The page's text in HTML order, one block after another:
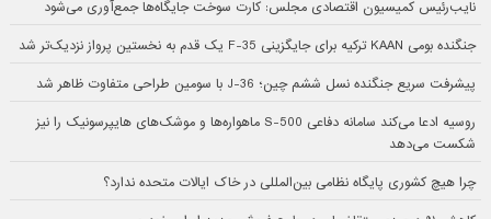
نایب‌رئیس کمیسیون اقتصادی مجلس: کارت سوخت جایگاه‌ها جمع‌آوری می‌شود
جنگنده بومی KAAN ترکیه برای جایگزینی F-35 یک قدم به نخستین پرواز نزدیک‌تر شد
پیشرفت سریع جنگنده نسل ششم چین؛ J-36 با سومین طراحی متفاوت ظاهر شد
روسیه ادعا می‌کند سامانه دفاعی S-500 ماهواره‌ها و موشک‌های هایپرسونیک را نیز
شکست می‌دهد
چرا هیچ کشوری پایگاه نظامی بین‌المللی در خاک ایالات متحده ندارد؟